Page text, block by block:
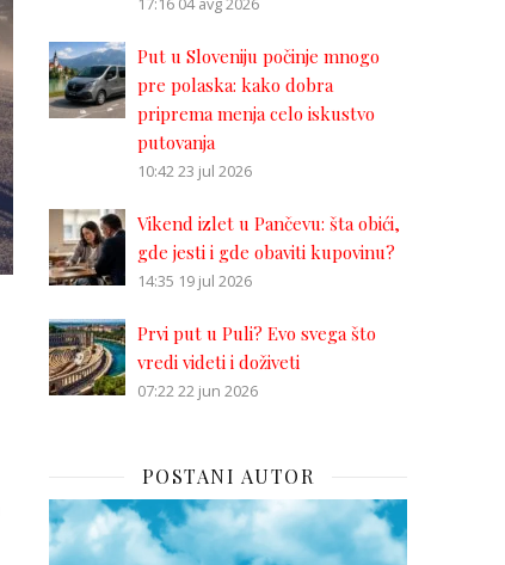
Put u Sloveniju počinje mnogo
pre polaska: kako dobra
priprema menja celo iskustvo
putovanja
10:4223 jul 2026
Vikend izlet u Pančevu: šta obići,
gde jesti i gde obaviti kupovinu?
14:35 19 jul 2026
Prvi put u Puli? Evo svega što
vredi videti i doživeti
07:2222 jun 2026
POSTANI AUTOR